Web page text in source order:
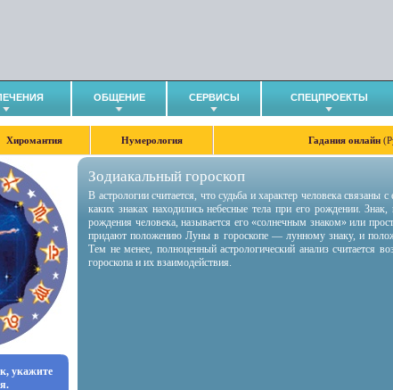
ОБЩЕНИЕ СЕРВИСЫ СПЕЦПРОЕКТЫ
Хиромантия Нумерология Гадания онлайн
укажите
Зодиакальный гороскоп
В астрологии считается, что судьба и характер человека
каких знаках находились небесные тела при его рождении.
рождения человека, называется его «солнечным знаком» или
придают положению Луны в гороскопе — лунному знаку, и
Тем не менее, полноценный астрологический анализ считается
гороскопа и их взаимодействия.